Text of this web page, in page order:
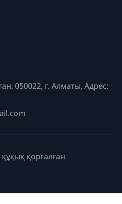
050022, г. Алматы, Адрес:
қорғалған